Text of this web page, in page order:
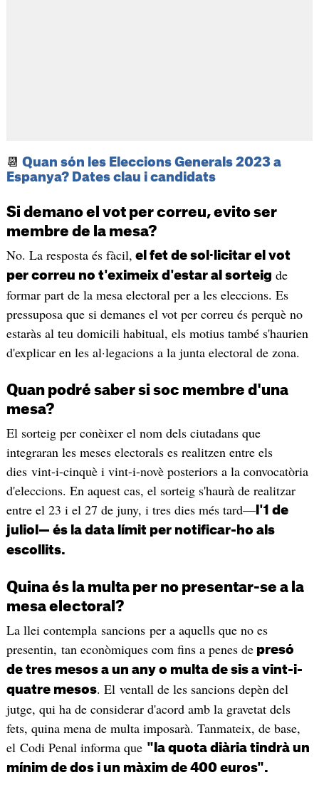
📆 Quan són les Eleccions Generals 2023 a
Espanya? Dates clau i candidats
Si demano el vot per correu, evito ser
membre de la mesa?
No. La resposta és fàcil, el fet de sol·licitar el vot
per correu no t'eximeix d'estar al sorteig de
formar part de la mesa electoral per a les eleccions. Es
pressuposa que si demanes el vot per correu és perquè no
estaràs al teu domicili habitual, els motius també s'haurien
d'explicar en les al·legacions a la junta electoral de zona.
Quan podré saber si soc membre d'una
mesa?
El sorteig per conèixer el nom dels ciutadans que
integraran les meses electorals es realitzen entre els
dies vint-i-cinquè i vint-i-novè posteriors a la convocatòria
d'eleccions. En aquest cas, el sorteig s'haurà de realitzar
entre el 23 i el 27 de juny, i tres dies més tard—l'1 de
juliol— és la data límit per notificar-ho als
escollits.
Quina és la multa per no presentar-se a la
mesa electoral?
La llei contempla sancions per a aquells que no es
presentin, tan econòmiques com fins a penes depresó
de tres mesos a un any o multa de sis a vint-i-
quatre mesos. El ventall de les sancions depèn del
jutge, qui ha de considerar d'acord amb la gravetat dels
fets, quina mena de multa imposarà. Tanmateix, de base,
el Codi Penal informa que "la quota diària tindrà un
mínim de dos i un màxim de 400 euros".